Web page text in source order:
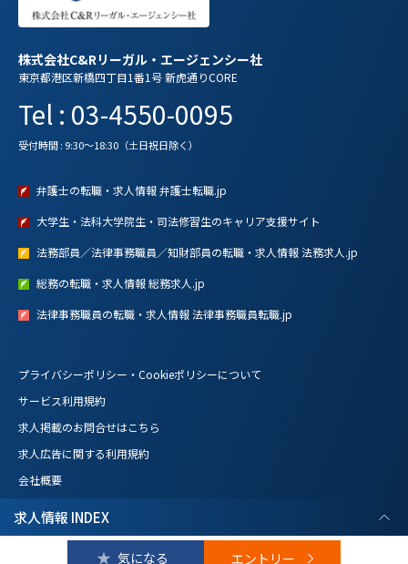
求人情報 INDEX
エントリー
株式会社C&Rリーガル・エージェンシー社
東京都港区新橋四丁目1番1号 新虎通りCORE
Tel : 03-4550-0095
受付時間 : 9:30～18:30（土日祝日除く）
弁護士の転職・求人情報 弁護士転職.jp
大学生・法科大学院生・司法修習生のキャリア支援サイト
法務部員／法律事務職員／知財部員の転職・求人情報 法務求人.jp
総務の転職・求人情報 総務求人.jp
法律事務職員の転職・求人情報 法律事務職員転職.jp
プライバシーポリシー・Cookieポリシーについて
サービス利用規約
求人掲載のお問合せはこちら
求人広告に関する利用規約
会社概要
Copyright © C&R Legal Agency Co.,Ltd. All Rights Reserved.
このサイトは reCAPTCHA によって保護されており、Googleの